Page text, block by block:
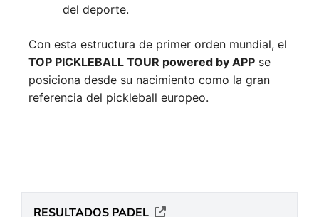
del deporte.
Con esta estructura de primer orden mundial, el
TOP PICKLEBALL TOUR powered by APP se
posiciona desde su nacimiento como la gran
referencia del pickleball europeo.